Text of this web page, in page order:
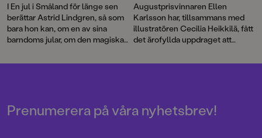
I En jul i Småland för länge sen
berättar Astrid Lindgren, så som
bara hon kan, om en av sina
barndoms jular, om den magiska
och om allt roligt som hon fick
Augustprisvinnaren Ellen
Karlsson har, tillsammans med
illustratören Cecilia Heikkilä, fått
det ärofyllda uppdraget att
Tillsammans målar de upp ett
Prenumerera på våra nyhetsbrev!